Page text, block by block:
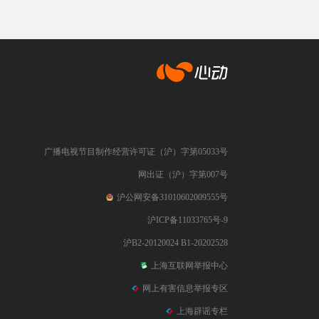
广播电视节目制作经营许可证（沪）字第05033号
网出证（沪）字第007号
沪公网安备31010602009555号
沪ICP备11033765号-9
沪B2-20120024 B1-20202528
上海互联网举报中心
网上有害信息举报专区
上海辟谣专栏
心动网络